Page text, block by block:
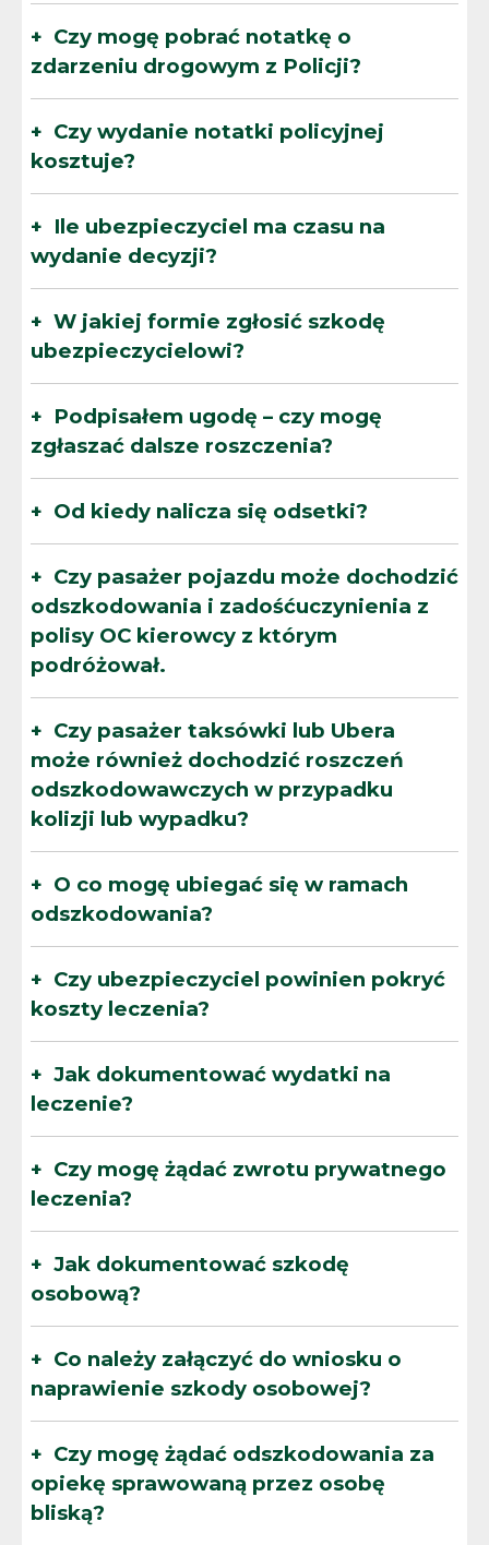
Czy mogę pobrać notatkę o
zdarzeniu drogowym z Policji?
Czy wydanie notatki policyjnej
kosztuje?
Ile ubezpieczyciel ma czasu na
wydanie decyzji?
W jakiej formie zgłosić szkodę
ubezpieczycielowi?
Podpisałem ugodę – czy mogę
zgłaszać dalsze roszczenia?
Od kiedy nalicza się odsetki?
Czy pasażer pojazdu może dochodzić
odszkodowania i zadośćuczynienia z
polisy OC kierowcy z którym
podróżował.
Czy pasażer taksówki lub Ubera
może również dochodzić roszczeń
odszkodowawczych w przypadku
kolizji lub wypadku?
O co mogę ubiegać się w ramach
odszkodowania?
Czy ubezpieczyciel powinien pokryć
koszty leczenia?
Jak dokumentować wydatki na
leczenie?
Czy mogę żądać zwrotu prywatnego
leczenia?
Jak dokumentować szkodę
osobową?
Co należy załączyć do wniosku o
naprawienie szkody osobowej?
Czy mogę żądać odszkodowania za
opiekę sprawowaną przez osobę
bliską?